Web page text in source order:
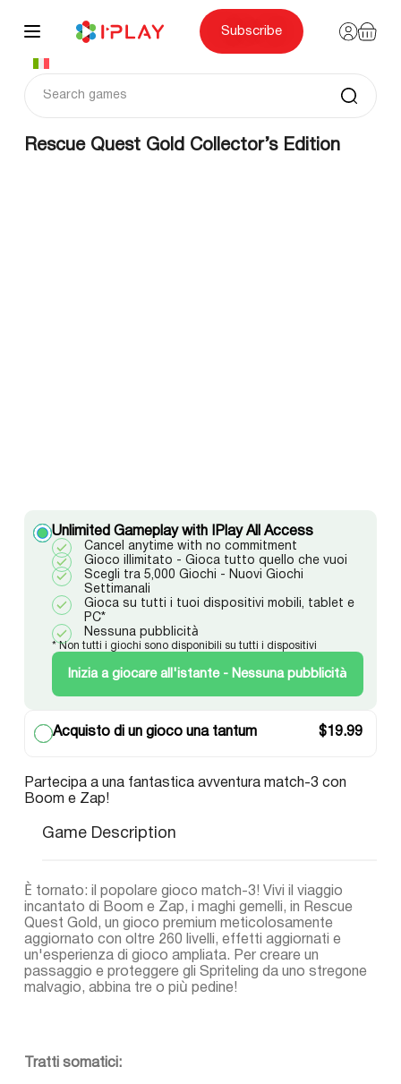
content
Subscribe
Rescue Quest Gold Collector’s Edition
Unlimited Gameplay with IPlay All Access
Cancel anytime with no commitment
Gioco illimitato - Gioca tutto quello che vuoi
Scegli tra 5,000 Giochi - Nuovi Giochi
Settimanali
Gioca su tutti i tuoi dispositivi mobili, tablet e
PC*
Nessuna pubblicità
* Non tutti i giochi sono disponibili su tutti i dispositivi
Inizia a giocare all'istante - Nessuna pubblicità
Acquisto di un gioco una tantum $19.99
Partecipa a una fantastica avventura match-3 con
Boom e Zap!
Game Description
È tornato: il popolare gioco match-3! Vivi il viaggio
incantato di Boom e Zap, i maghi gemelli, in Rescue
Quest Gold, un gioco premium meticolosamente
aggiornato con oltre 260 livelli, effetti aggiornati e
un'esperienza di gioco ampliata. Per creare un
passaggio e proteggere gli Spriteling da uno stregone
malvagio, abbina tre o più pedine!
Tratti somatici: